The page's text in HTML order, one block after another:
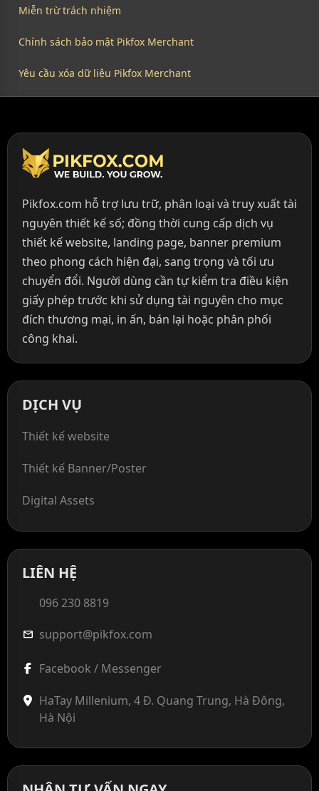
Miễn trừ trách nhiệm
Chính sách bảo mật Pikfox Merchant
Yêu cầu xóa dữ liệu Pikfox Merchant
Pikfox.com hỗ trợ lưu trữ, phân loại và truy xuất tài
nguyên thiết kế số; đồng thời cung cấp dịch vụ
thiết kế website, landing page, banner premium
theo phong cách hiện đại, sang trọng và tối ưu
chuyển đổi. Người dùng cần tự kiểm tra điều kiện
giấy phép trước khi sử dụng tài nguyên cho mục
đích thương mại, in ấn, bán lại hoặc phân phối
công khai.
DỊCH VỤ
Thiết kế website
Thiết kế Banner/Poster
Digital Assets
LIÊN HỆ
096 230 8819
mail support@pikfox.com
Facebook / Messenger
HaTay Millenium, 4 Đ. Quang Trung, Hà Đông,
Hà Nội